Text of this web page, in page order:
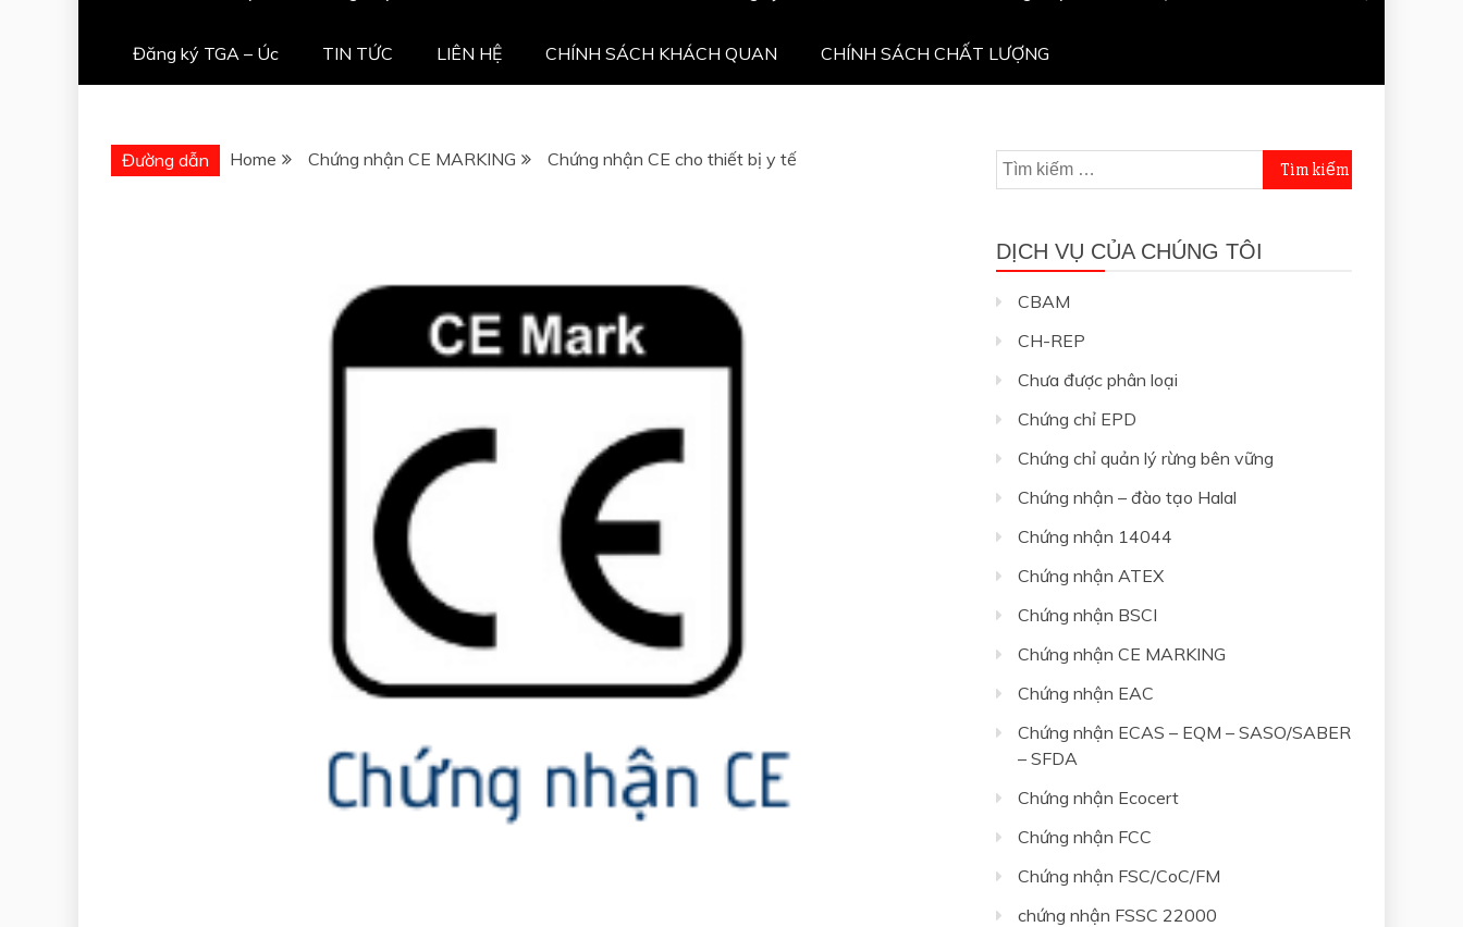
Đăng ký TGA – Úc TIN TỨC LIÊN HỆ CHÍNH SÁCH KHÁCH QUAN CHÍNH SÁCH CHẤT LƯỢNG
Đường dẫn Home Chứng nhận CE MARKING Chứng nhận CE cho thiết bị y tế
Tìm
kiếm
DỊCH VỤ CỦA CHÚNG TÔI
CBAM
CH-REP
Chưa được phân loại
Chứng chỉ EPD
Chứng chỉ quản lý rừng bên vững
Chứng nhận – đào tạo Halal
Chứng nhận 14044
Chứng nhận ATEX
Chứng nhận BSCI
Chứng nhận CE MARKING
Chứng nhận EAC
Chứng nhận ECAS – EQM – SASO/SABER
– SFDA
Chứng nhận Ecocert
Chứng nhận FCC
Chứng nhận FSC/CoC/FM
chứng nhận FSSC 22000